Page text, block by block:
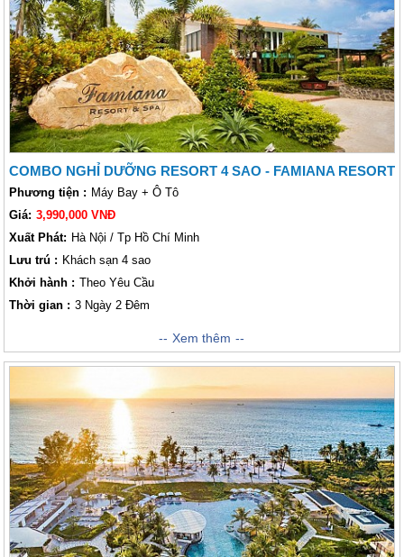
COMBO NGHỈ DƯỠNG RESORT 4 SAO - FAMIANA RESORT
Phương tiện : Máy Bay + Ô Tô
Giá: 3,990,000 VNĐ
Xuất Phát: Hà Nội / Tp Hồ Chí Minh
Lưu trú : Khách sạn 4 sao
Khởi hành : Theo Yêu Cầu
Thời gian : 3 Ngày 2 Đêm
biển dài nhất đảo, khu nghỉ dưỡngFamiana Resort & Sparộng hơn 4
hàng dừa xanh rợp bóng và làn nước trong xanh vô cùng nên thơ. Nơi
đây còn nổi tiếng là bãi biển duy nhất tại Việt Nam có thể ngắm mặt trời
lặn với hoàng hôn buông xuống trên biển đẹp như một bức tranh.
Xem thêm